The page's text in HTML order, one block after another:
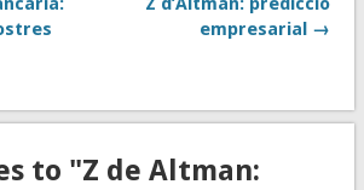
empresarial →
to "Z de Altman: